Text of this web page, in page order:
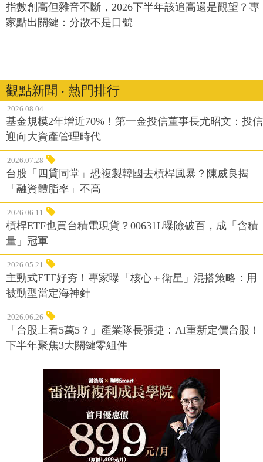
指數創高但雜音不斷，2026下半年該追高還是觀望？專
家點出關鍵：分散不是口號
觀點新聞 ‧ 熱門排行
2026.08.04
基金規模2年增近70%！第一金投信董事長尤昭文：投信
迎向大資產管理時代
2026.07.28
台股「四貸同堂」恐複製韓國去槓桿風暴？陳威良揭
「融資體脂率」不高
2026.06.11
槓桿ETF也買台積電現貨？00631L曝險破百，成「含積
量」冠軍
2026.05.21
主動式ETF好夯！專家曝「核心＋衛星」混搭策略：用
被動型當定海神針
2026.06.26
「台股上看5萬5？」產業隊長張捷：AI重新定價台股！
下半年聚焦3大關鍵零組件